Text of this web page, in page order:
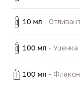
10 мл - Отливант
100 мл - Уценка
100 мл - Флакон